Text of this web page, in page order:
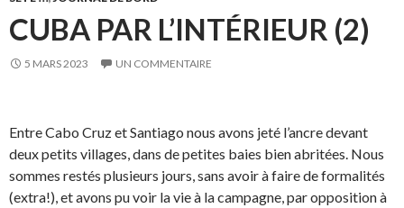
CUBA PAR L’INTÉRIEUR (2)
5 MARS 2023 UN COMMENTAIRE
Entre Cabo Cruz et Santiago nous avons jeté l’ancre devant
deux petits villages, dans de petites baies bien abritées. Nous
sommes restés plusieurs jours, sans avoir à faire de formalités
(extra!), et avons pu voir la vie à la campagne, par opposition à